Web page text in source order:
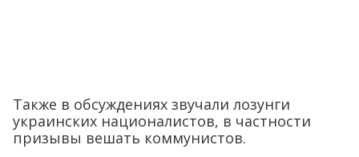
Также в обсуждениях звучали лозунги
украинских националистов, в частности
призывы вешать коммунистов.